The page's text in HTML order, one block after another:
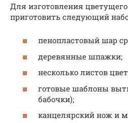
Для изготовления
приготовить следующий
пенопластовый шар
деревянные шпажки;
несколько листов
готовые шаблоны
бабочки);
канцелярский нож и